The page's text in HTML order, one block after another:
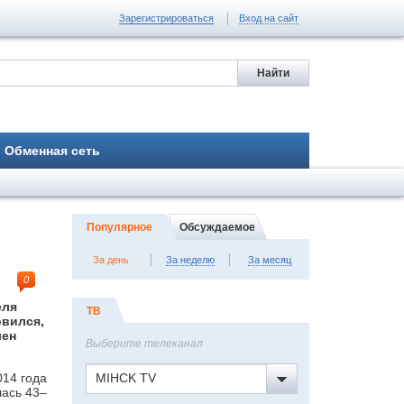
Зарегистрироваться Вход на сайт
Обменная сеть
0
года
43–
Популярное Обсуждаемое
За день За неделю За месяц
ТВ
Выберите телеканал
MIHCK TV